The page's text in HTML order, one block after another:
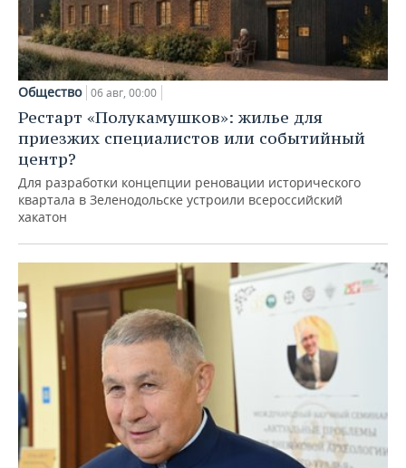
Общество 06 авг, 00:00
Рестарт «Полукамушков»: жилье для
приезжих специалистов или событийный
центр?
Для разработки концепции реновации исторического
квартала в Зеленодольске устроили всероссийский
хакатон